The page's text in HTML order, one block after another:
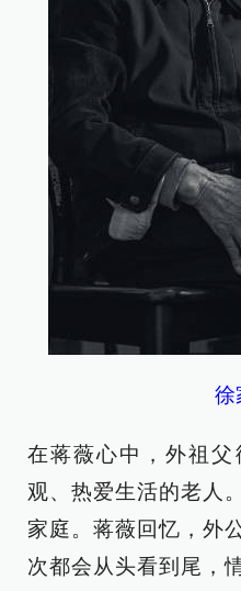
徐
在蒋薇心中，外祖
观、热爱生活的老人
家庭。蒋薇回忆，外
次都会从头看到尾，